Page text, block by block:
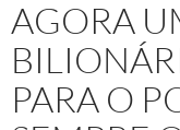
AGORA
PARA O